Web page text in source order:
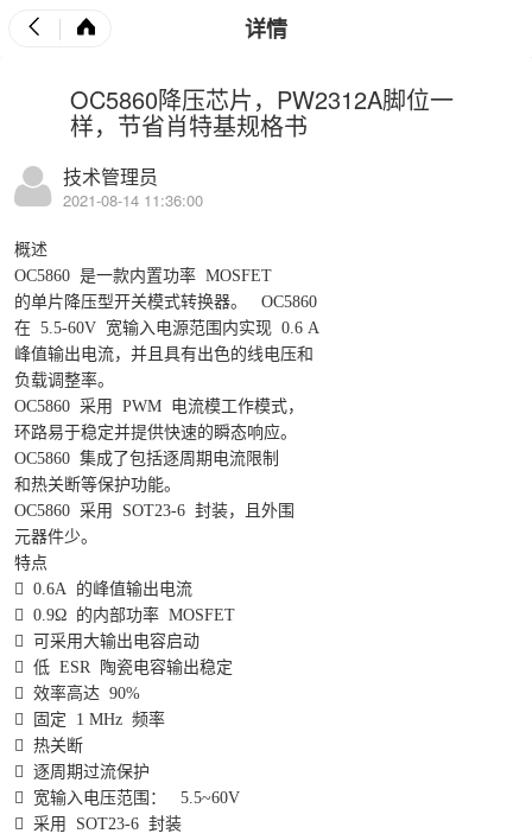
详情
OC5860降压芯片，PW2312A脚位一
样，节省肖特基规格书
技术管理员
2021-08-14 11:36:00
概述
OC5860 是一款内置功率 MOSFET
的单片降压型开关模式转换器。
OC5860
在 5.5-60V 宽输入电源范围内实现 0.6 A
峰值输出电流，并且具有出色的线电压和
负载调整率。
OC5860 采用 PWM 电流模工作模式，
环路易于稳定并提供快速的瞬态响应。
OC5860 集成了包括逐周期电流限制
和热关断等保护功能。
OC5860 采用 SOT23-6 封装，且外围
元器件少。
特点
 0.6A 的峰值输出电流
 0.9Ω 的内部功率 MOSFET

可采用大输出电容启动
 低 ESR 陶瓷电容输出稳定
 效率高达 90%

固定 1 MHz 频率
 热关断
 逐周期过流保护

宽输入电压范围：
5.5~60V
 采用 SOT23-6 封装